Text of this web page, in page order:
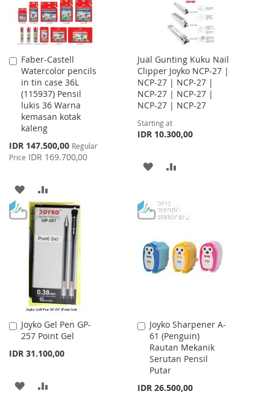
Faber-Castell
Watercolor pencils
in tin case 36L
(115937) Pensil
lukis 36 Warna
kemasan kotak
kaleng
Special
Price
IDR 147.500,00 Regular
Price IDR 169.700,00
Add
to
Cart
ADD
TO
WISH
LIST
TO
COMPARE
Jual Gunting Kuku Nail
Clipper Joyko NCP-27 |
NCP-27 | NCP-27 |
NCP-27 | NCP-27 |
NCP-27 | NCP-27
Starting at
IDR 10.300,00
ADD
WISHCOMPARE
Joyko Gel Pen GP-
257 Point Gel
IDR 31.100,00
Add
to
Cart
ADD
Joyko Sharpener A-
61 (Penguin)
Rautan Mekanik
Serutan Pensil
Putar
IDR 26.500,00
Add
to
Cart